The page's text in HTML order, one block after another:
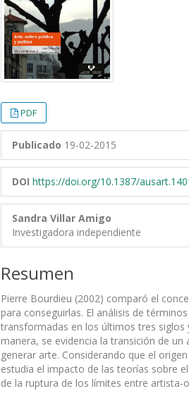
PDF
Publicado 19-02-2015
DOI https://doi.org/10.1387/
Sandra Villar Amigo
Investigadora independiente
Resumen
Pierre Bourdieu (2002) comparó el
para conseguirlas. El análisis de
transformadas en los últimos tres siglos
manera, se evidencia la transición de
generar arte. Considerando que el
estudia el impacto de las teorías sobre
de la ruptura de los límites entre artista-